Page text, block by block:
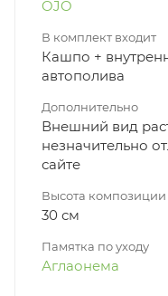
OJO
В комплект входит
Кашпо +
автополива
Дополнительно
Внешний вид
незначительно
сайте
Высота композиции
30 см
Памятка по уходу
Аглаонема